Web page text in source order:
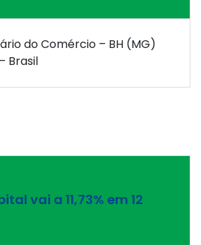
do Comércio – BH (MG)
Brasil
vai a 11,73% em 12